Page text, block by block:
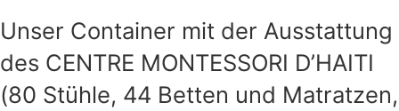
Unser Container mit der Ausstattung
des CENTRE MONTESSORI D’HAITI
(80 Stühle, 44 Betten und Matratzen,